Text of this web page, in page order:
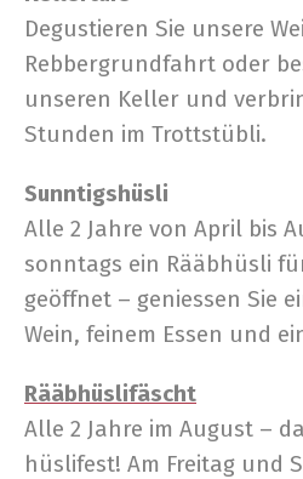
Degu­stie­ren Sie unse­re
Reb­ber­grund­fahrt oder
unse­ren Kel­ler und
Stun­den im Trottstübli.
Sunn­tigshüs­li
Alle 2 Jah­re von April bis
sonn­tags ein Rääb­hüs­li
geöff­net – genies­sen Sie
Wein, fei­nem Essen und
Rääb­hüs­li­fäscht
Alle 2 Jah­re im August –
hüs­li­fest! Am Frei­tag und